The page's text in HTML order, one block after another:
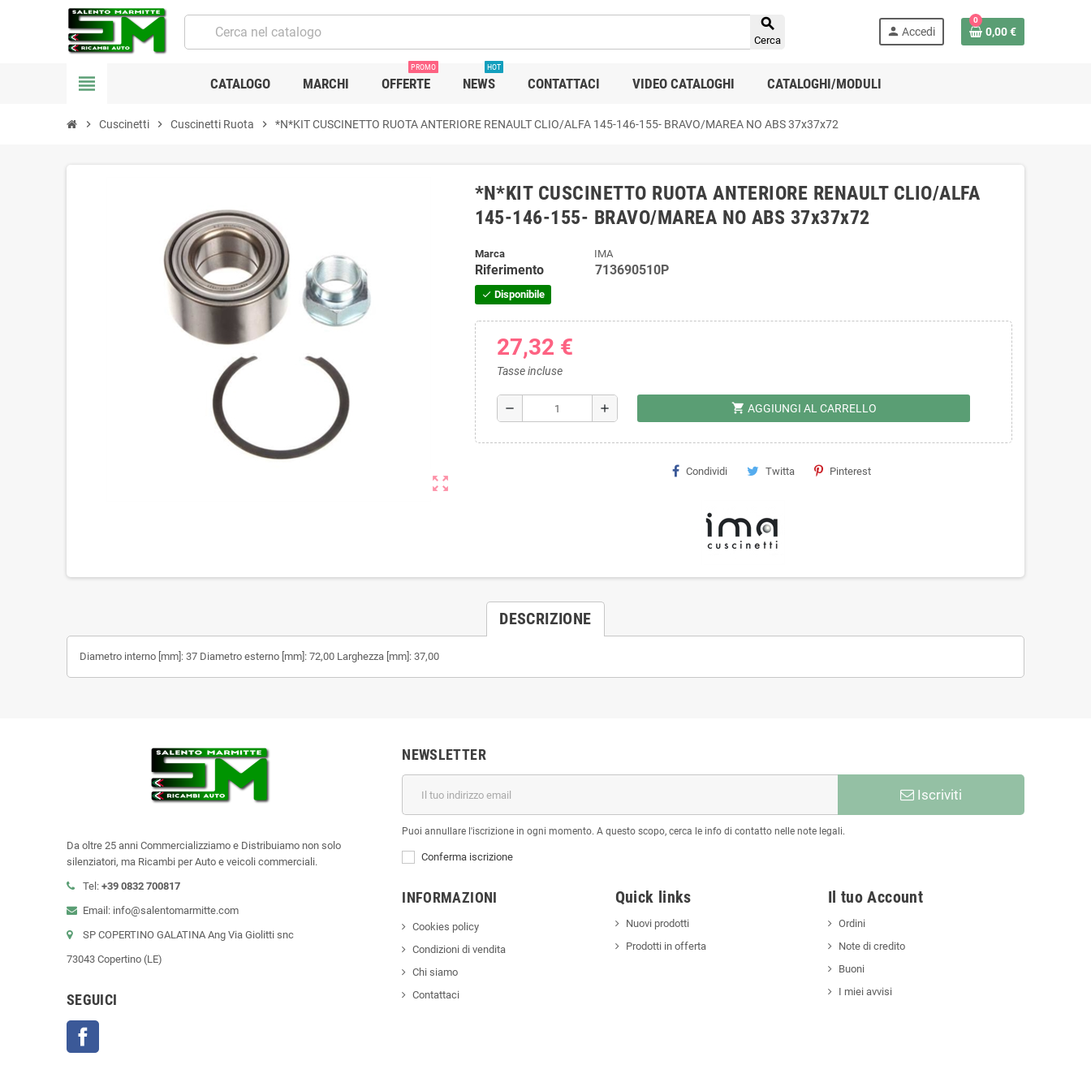

Cerca
person Accedi
0
0,00 €
view_headline CATALOGO MARCHI OFFERTE
PROMO
NEWS
HOT
CONTATTACI VIDEO CATALOGHI CATALOGHI/MODULI
chevron_right Cuscinetti chevron_right Cuscinetti Ruota chevron_right *N*KIT CUSCINETTO RUOTA ANTERIORE RENAULT CLIO/ALFA 145-146-155- BRAVO/MAREA NO ABS 37x37x72
zoom_out_map
*N*KIT CUSCINETTO RUOTA ANTERIORE RENAULT CLIO/ALFA
145-146-155- BRAVO/MAREA NO ABS 37x37x72
Marca IMA
Riferimento 713690510P
check Disponibile
27,32 €
Tasse incluse
remove add shopping_cart AGGIUNGI AL CARRELLO
Condividi Twitta Pinterest
DESCRIZIONE
Diametro interno [mm]: 37 Diametro esterno [mm]: 72,00 Larghezza [mm]: 37,00
Da oltre 25 anni Commercializziamo e Distribuiamo non solo
silenziatori, ma Ricambi per Auto e veicoli commerciali.
Tel: +39 0832 700817
Email: info@salentomarmitte.com
SP COPERTINO GALATINA Ang Via Giolitti snc
73043 Copertino (LE)
SEGUICI
NEWSLETTER
Iscriviti
Puoi annullare l'iscrizione in ogni momento. A questo scopo, cerca le info di contatto nelle note legali.
Conferma iscrizione
INFORMAZIONI
Cookies policy
Condizioni di vendita
Chi siamo
Contattaci
Quick links
Nuovi prodotti
Prodotti in offerta
Il tuo Account
Ordini
Note di credito
Buoni
I miei avvisi